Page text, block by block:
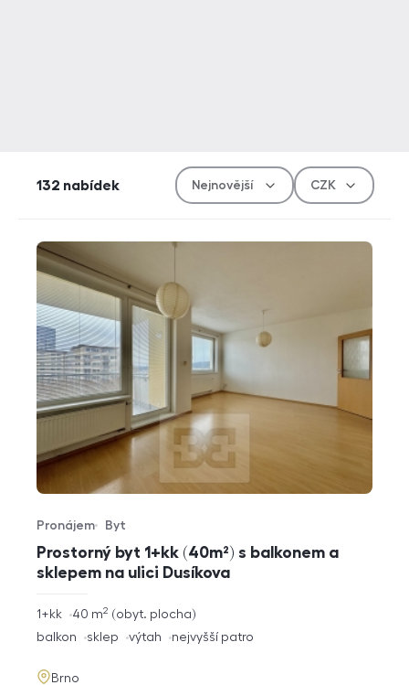
132 nabídek
Měna
Prostorný byt 1+kk (40m²) s balkonem a
sklepem na ulici Dusíkova
Typ nabídky
Pronájem
Typ nemovitosti
Byt
rozměry
1+kk obyt. plocha
40 m2
funkce
balkon sklep výtah nejvyšší patro
adresa
Brno